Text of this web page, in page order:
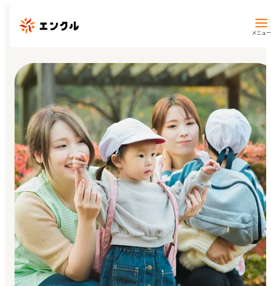
メニュー
保育園・幼稚園を探す
地図から探す
地域から探す
マイページ
閲覧履歴
お気に入り